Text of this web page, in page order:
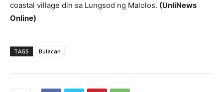
coastal village din sa Lungsod ng Malolos. (UnliNews
Online)
TAGS Bulacan